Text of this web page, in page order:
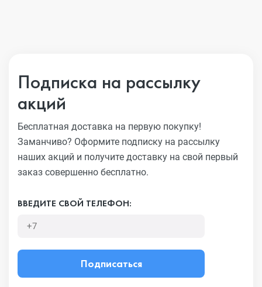
Подписка на рассылку
акций
Бесплатная доставка на первую покупку!
Заманчиво? Оформите подписку на рассылку
наших акций и получите доставку на свой первый
заказ совершенно бесплатно.
ВВЕДИТЕ СВОЙ ТЕЛЕФОН:
Подписаться